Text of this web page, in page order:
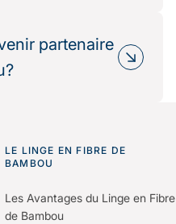
dans le cadre
(Green Key,
partenaire
via le formulaire
site.
vous recontactera
et construire une
établissement.
LE LINGE EN FIBRE DE
BAMBOU
Les Avantages du Linge en Fibre
de Bambou